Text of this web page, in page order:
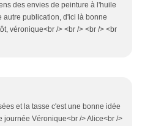
des envies de peinture à l'huile
autre publication, d'ici là bonne
véronique<br /> <br /> <br /> <br
et la tasse c'est une bonne idée
journée Véronique<br /> Alice<br />